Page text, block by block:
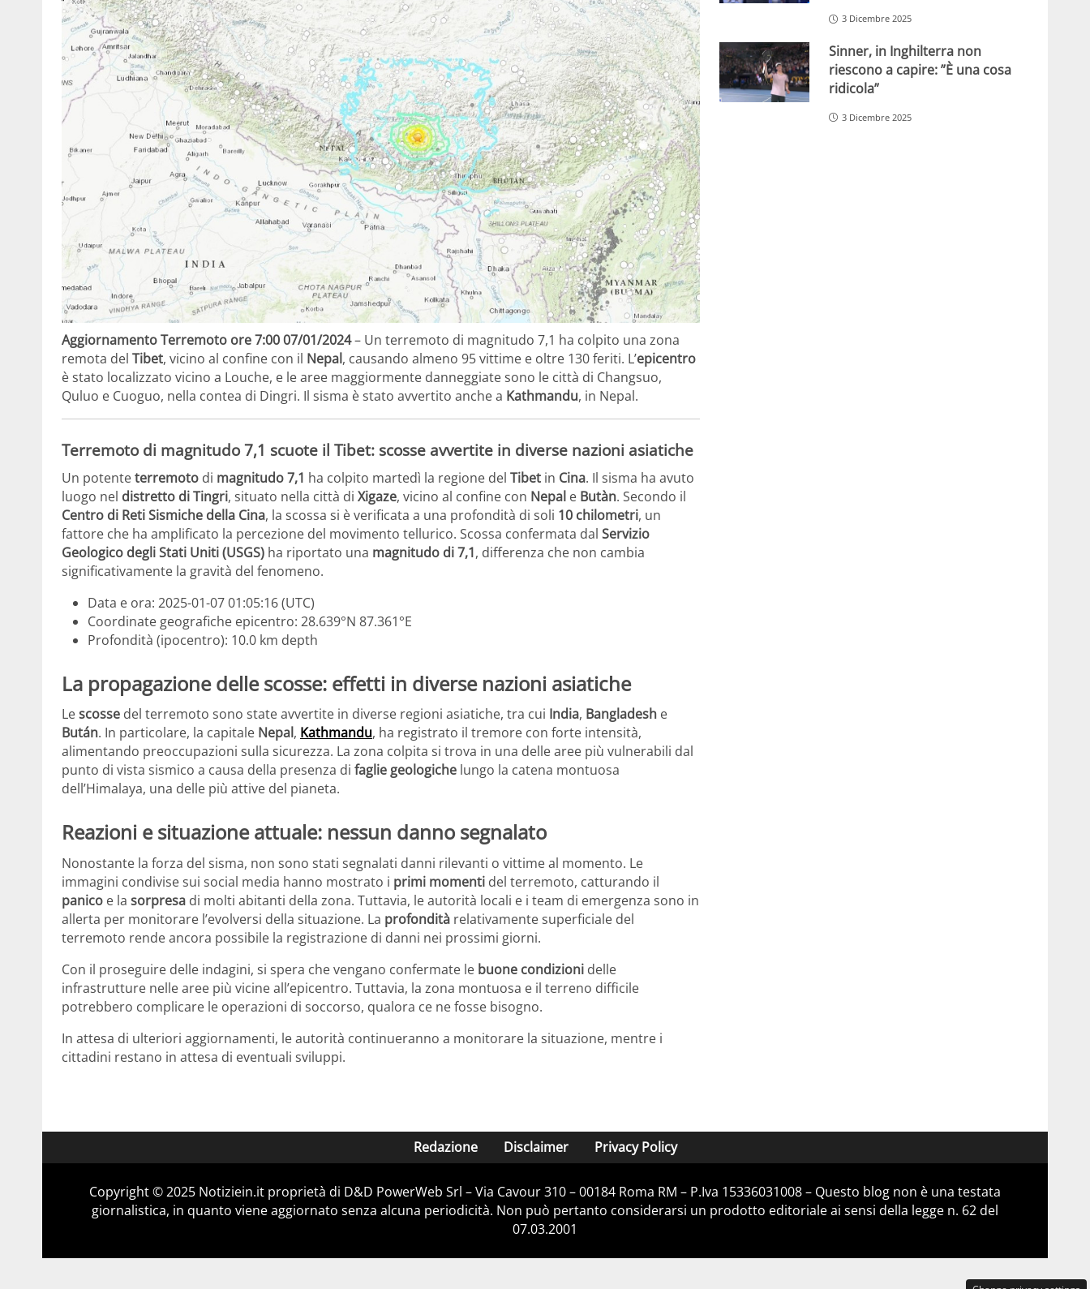
Aggiornamento Terremoto ore 7:00 07/01/2024– Un terremoto di magnitudo 7,1 ha colpito una zona
remota del Tibet, vicino al confine con il Nepal, causando almeno 95 vittime e oltre 130 feriti. L’epicentro
è stato localizzato vicino a Louche, e le aree maggiormente danneggiate sono le città di Changsuo,
Quluo e Cuoguo, nella contea di Dingri. Il sisma è stato avvertito anche a Kathmandu, in Nepal.
Terremoto di magnitudo 7,1 scuote il Tibet: scosse avvertite in diverse nazioni asiatiche
Un potenteterremoto di magnitudo 7,1 ha colpito martedì la regione del Tibet in Cina. Il sisma ha avuto
luogo nel distretto di Tingri, situato nella città di Xigaze, vicino al confine con Nepal e Butàn. Secondo il
Centro di Reti Sismiche della Cina, la scossa si è verificata a una profondità di soli 10 chilometri, un
fattore che ha amplificato la percezione del movimento tellurico. Scossa confermata dal Servizio
Geologico degli Stati Uniti (USGS) ha riportato una magnitudo di 7,1, differenza che non cambia
significativamente la gravità del fenomeno.
Data e ora: 2025-01-07 01:05:16 (UTC)
Coordinate geografiche epicentro: 28.639°N 87.361°E
Profondità (ipocentro): 10.0 km depth
La propagazione delle scosse: effetti in diverse nazioni asiatiche
Lescosse del terremoto sono state avvertite in diverse regioni asiatiche, tra cui India, Bangladesh e
Bután. In particolare, la capitale Nepal, Kathmandu, ha registrato il tremore con forte intensità,
alimentando preoccupazioni sulla sicurezza. La zona colpita si trova in una delle aree più vulnerabili dal
punto di vista sismico a causa della presenza di faglie geologiche lungo la catena montuosa
dell’Himalaya, una delle più attive del pianeta.
Reazioni e situazione attuale: nessun danno segnalato
Nonostante la forza del sisma, non sono stati segnalati danni rilevanti o vittime al momento. Le
immagini condivise sui social media hanno mostrato i primi momenti del terremoto, catturando il
panico e la sorpresa di molti abitanti della zona. Tuttavia, le autorità locali e i team di emergenza sono in
allerta per monitorare l’evolversi della situazione. La profondità relativamente superficiale del
terremoto rende ancora possibile la registrazione di danni nei prossimi giorni.
Con il proseguire delle indagini, si spera che vengano confermate le buone condizioni delle
infrastrutture nelle aree più vicine all’epicentro. Tuttavia, la zona montuosa e il terreno difficile
potrebbero complicare le operazioni di soccorso, qualora ce ne fosse bisogno.
In attesa di ulteriori aggiornamenti, le autorità continueranno a monitorare la situazione, mentre i
cittadini restano in attesa di eventuali sviluppi.
3 Dicembre 2025
Sinner, in Inghilterra non
riescono a capire: ”È una cosa
ridicola”
3 Dicembre 2025
Redazione Disclaimer Privacy Policy
Copyright © 2025 Notiziein.it proprietà di D&D PowerWeb Srl – Via Cavour 310 – 00184 Roma RM – P.Iva 15336031008 – Questo blog non è una testata
giornalistica, in quanto viene aggiornato senza alcuna periodicità. Non può pertanto considerarsi un prodotto editoriale ai sensi della legge n. 62 del
07.03.2001